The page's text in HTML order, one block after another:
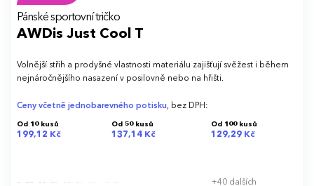
Pánské sportovní tričko
AWDis Just Cool T
Volnější střih a prodyšné vlastnosti materiálu zajišťují svěžest i během
nejnáročnějšího nasazení v posilovně nebo na hřišti.
Ceny včetně jednobarevného potisku, bez DPH:
Od 10 kusů
199,12 Kč
Od 50 kusů
137,14 Kč
Od 100 kusů
129,29 Kč
+40 dalších